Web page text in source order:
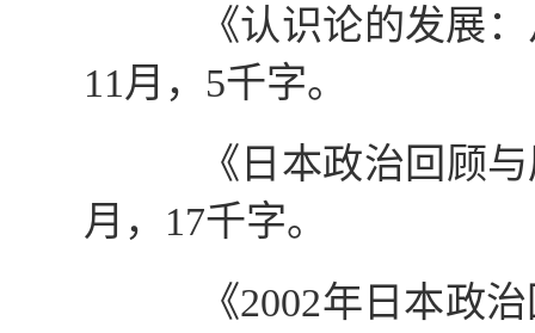
《认识论的发展：
11月， 5千字。
《日本政治回顾与
月， 17千字。
《2002年日本政